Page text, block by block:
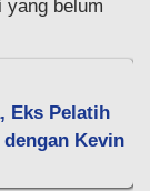
yang belum
Eks Pelatih
Kevin